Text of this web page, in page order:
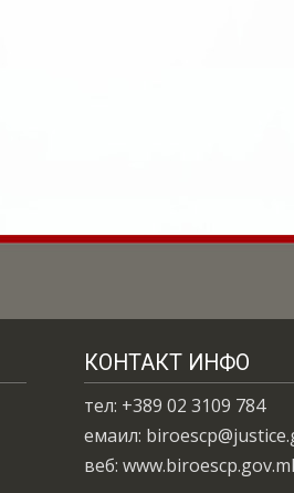
КОНТАКТ ИНФО
тел: +389 02 3109 784
емаил:
веб: